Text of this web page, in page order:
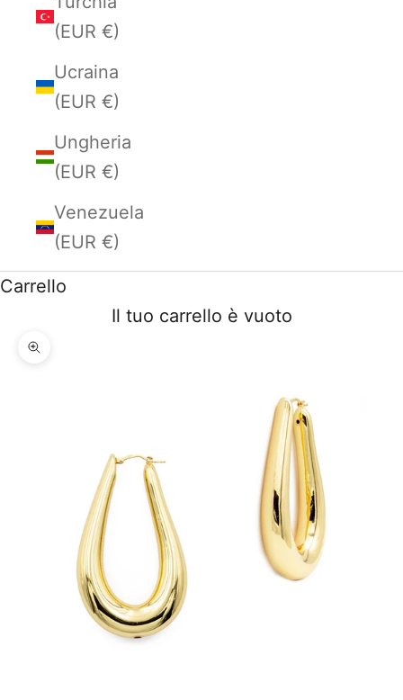
(EUR €)
Ucraina
(EUR €)
Ungheria
(EUR €)
Venezuela
(EUR €)
Carrello
Il tuo carrello è vuoto
Ingrandisci immagine